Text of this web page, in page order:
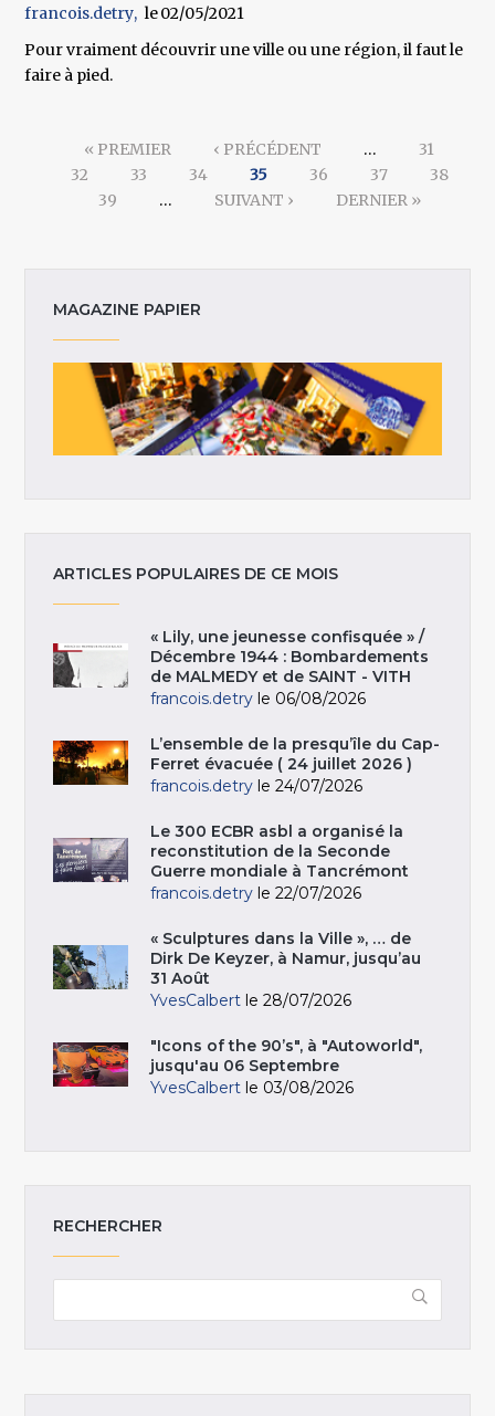
francois.detry
02/05/2021
Pour vraiment découvrir une ville ou une région, il faut le
faire à pied.
« PREMIER ‹ PRÉCÉDENT …
31
32
33 34 35 36 37
38
39
… SUIVANT › DERNIER »
MAGAZINE PAPIER
ARTICLES POPULAIRES DE CE MOIS
« Lily, une jeunesse confisquée » /
Décembre 1944 : Bombardements
de MALMEDY et de SAINT - VITH
francois.detry le 06/08/2026
L’ensemble de la presqu’île du Cap-
Ferret évacuée ( 24 juillet 2026 )
francois.detry le 24/07/2026
Le 300 ECBR asbl a organisé la
reconstitution de la Seconde
Guerre mondiale à Tancrémont
francois.detry le 22/07/2026
« Sculptures dans la Ville », … de
Dirk De Keyzer, à Namur, jusqu’au
31 Août
YvesCalbert le 28/07/2026
"Icons of the 90’s", à "Autoworld",
jusqu'au 06 Septembre
YvesCalbert le 03/08/2026
RECHERCHER